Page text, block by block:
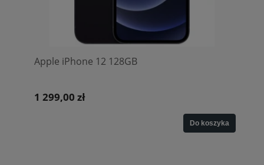
Apple iPhone 12 128GB
1 299,00 zł
Do koszyka